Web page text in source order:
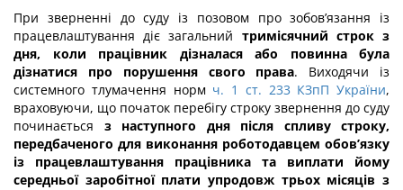
При зверненні до суду із позовом про зобов’язання із
працевлаштування діє загальний тримісячний строк з
дня, коли працівник дізналася або повинна була
дізнатися про порушення свого права. Виходячи із
системного тлумачення норм ч. 1 ст. 233 КЗпП України,
враховуючи, що початок перебігу строку звернення до суду
починається з наступного дня після спливу строку,
передбаченого для виконання роботодавцем обов’язку
із працевлаштування
працівника
та виплати йому
середньої заробітної плати упродовж трьох місяців з